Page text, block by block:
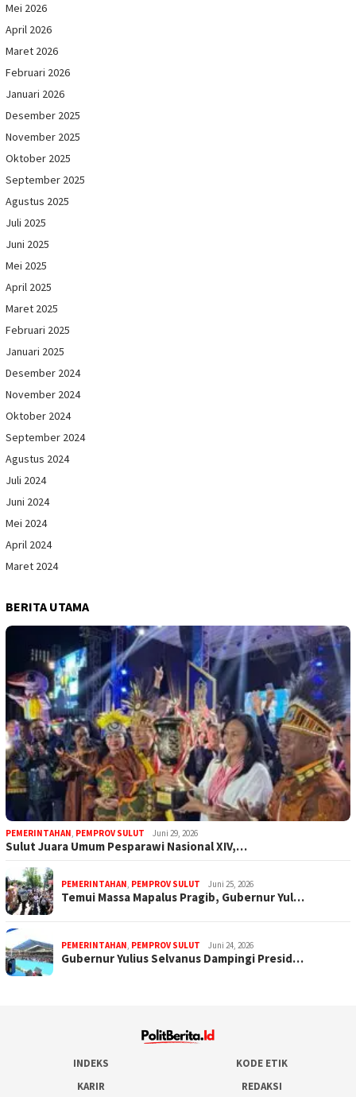
Mei 2026
April 2026
Maret 2026
Februari 2026
Januari 2026
Desember 2025
November 2025
Oktober 2025
September 2025
Agustus 2025
Juli 2025
Juni 2025
Mei 2025
April 2025
Maret 2025
Februari 2025
Januari 2025
Desember 2024
November 2024
Oktober 2024
September 2024
Agustus 2024
Juli 2024
Juni 2024
Mei 2024
April 2024
Maret 2024
BERITA UTAMA
PEMERINTAHAN, PEMPROV SULUT Juni 29, 2026
Sulut Juara Umum Pesparawi Nasional XIV,…
PEMERINTAHAN, PEMPROV SULUT Juni 25, 2026
Temui Massa Mapalus Pragib, Gubernur Yul…
PEMERINTAHAN, PEMPROV SULUT Juni 24, 2026
Gubernur Yulius Selvanus Dampingi Presid…
INDEKS
KODE ETIK
KARIR
REDAKSI